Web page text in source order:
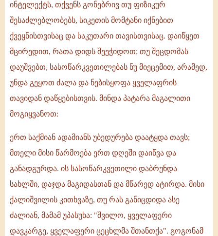
ინტელექტს, თქვენს გონებრივ თუ ფიზიკურ
შესაძლებლობებს, სიკეთის მომტანი იქნებით
ქვეყნისთვისაც და საკუთარი თავისთვისაც. დაიწყეთ
მცირედით, რათა დიდს შეეჭიდოთ; თუ შეცდომას
დაუშვებთ, სასოწარკვეთილებას ნუ მიეცემით, არამედ,
უნდა გეყოთ ძალა და ნებისყოფა ყველაფრის
თავიდან დაწყებისთვის. მინდა პატარა მაგალითი
მოგიყვანოთ:
ერთ საქმიან ადამიანს უბედურება დაატყდა თავს;
მთელი მისი წარმოება ერთ დღეში დაიწვა და
განადგურდა. ის სასოწარკვეთილი დაბრუნდა
სახლში, დაჯდა მაგიდასთან და მწარედ ატირდა. მისი
ქალიშვილის კითხვაზე, თუ რას განიცდიდა ასე
ძალიან, მამამ უპასუხა: "შვილო, ყველაფერი
დავკარგე, ყველაფერი ცეცხლმა შთანთქა". გოგონამ